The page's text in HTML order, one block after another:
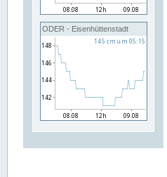
ODER - Eisenhüttenstadt